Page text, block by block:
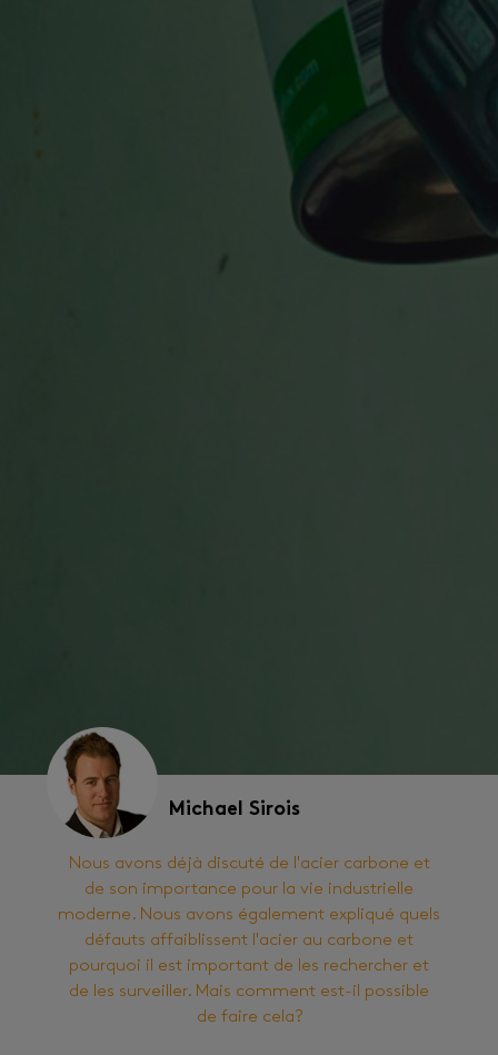
Michael Sirois
Nous avons déjà discuté de l'acier carbone et
de son importance pour la vie industrielle
moderne. Nous avons également expliqué quels
défauts affaiblissent l'acier au carbone et
pourquoi il est important de les rechercher et
de les surveiller. Mais comment est-il possible
de faire cela?